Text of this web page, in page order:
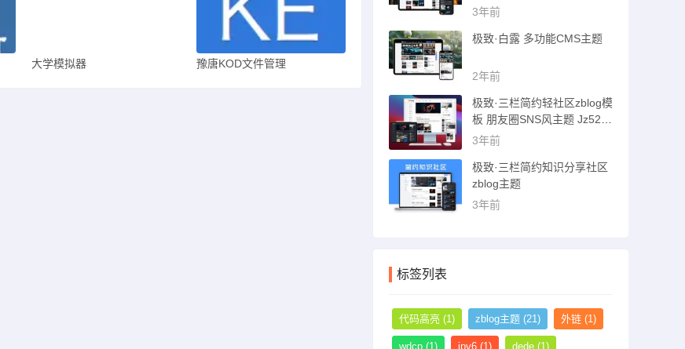
大学模拟器 豫唐KOD文件管理
猪博客主题
3年前
极致·白露 多功能CMS主题
2年前
极致·三栏简约轻社区zblog模
板 朋友圈SNS风主题 Jz52_t
sc主题
3年前
极致·三栏简约知识分享社区
zblog主题
3年前
标签列表
代码高亮 (1) zblog主题 (21) 外链 (1)
wdcp (1) ipv6 (1) dede (1)